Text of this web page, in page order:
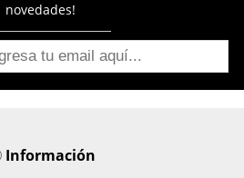
novedades!
Información